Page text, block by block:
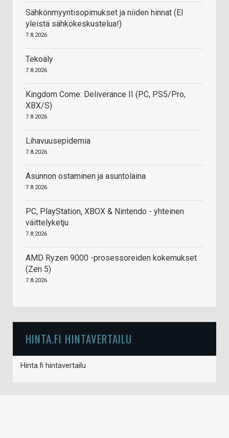
Sähkönmyyntisopimukset ja niiden hinnat (EI
yleistä sähkökeskustelua!)
7.8.2026
Tekoäly
7.8.2026
Kingdom Come: Deliverance II (PC, PS5/Pro,
XBX/S)
7.8.2026
Lihavuusepidemia
7.8.2026
Asunnon ostaminen ja asuntolaina
7.8.2026
PC, PlayStation, XBOX & Nintendo - yhteinen
väittelyketju
7.8.2026
AMD Ryzen 9000 -prosessoreiden kokemukset
(Zen 5)
7.8.2026
HINTA.FI HINTAVERTAILU
Hinta.fi hintavertailu